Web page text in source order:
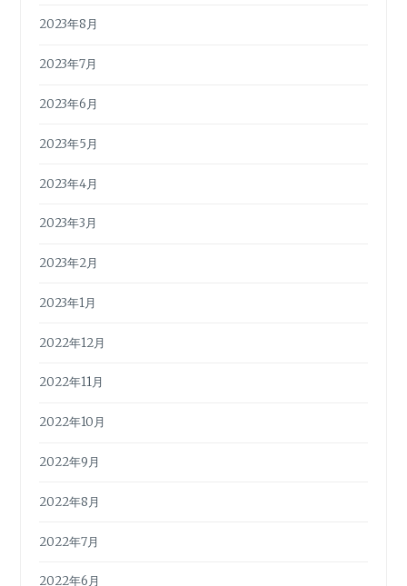
2023年8月
2023年7月
2023年6月
2023年5月
2023年4月
2023年3月
2023年2月
2023年1月
2022年12月
2022年11月
2022年10月
2022年9月
2022年8月
2022年7月
2022年6月